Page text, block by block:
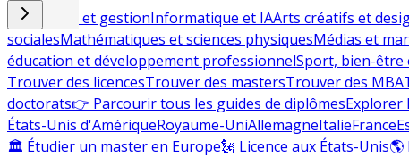
Commerce et gestionInformatique et IAArts créatifs et
socialesMathématiques et sciences physiquesMédias et
éducation et développement professionnelSport, bien-être
Trouver des licencesTrouver des mastersTrouver des MBA
doctorats👉 Parcourir tous les guides de diplômesExplorer
États-Unis d'AmériqueRoyaume-UniAllemagneItalieFrance
🏛 Étudier un master en Europe🗽 Licence aux États-Unis🌎